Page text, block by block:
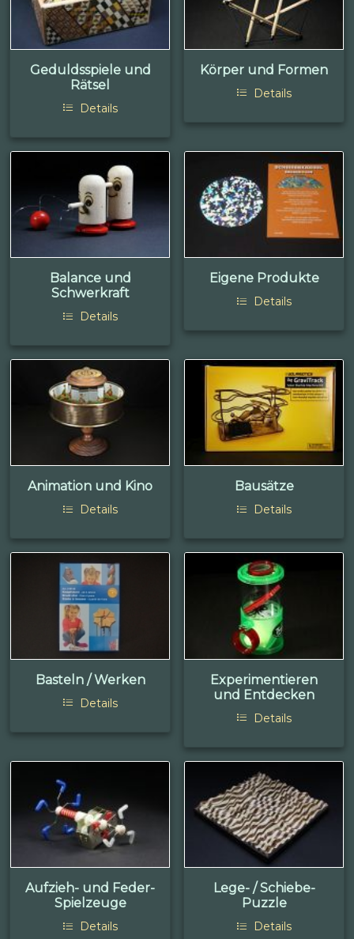
Geduldsspiele und
Rätsel
Details
Körper und Formen
Details
Balance und
Schwerkraft
Details
Eigene Produkte
Details
Animation und Kino
Details
Bausätze
Details
Basteln / Werken
Details
Experimentieren
und Entdecken
Details
Aufzieh- und Feder-
Spielzeuge
Details
Lege- / Schiebe-
Puzzle
Details